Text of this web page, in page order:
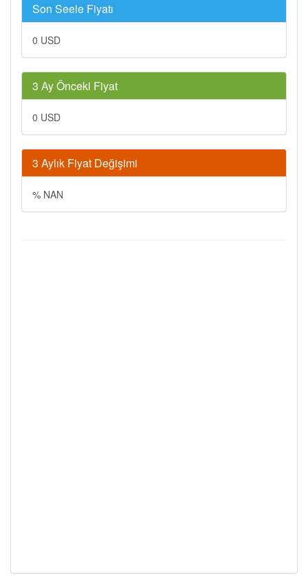
Son Seele Fiyatı
0 USD
3 Ay Önceki Fiyat
0 USD
3 Aylık Fiyat Değişimi
% NAN